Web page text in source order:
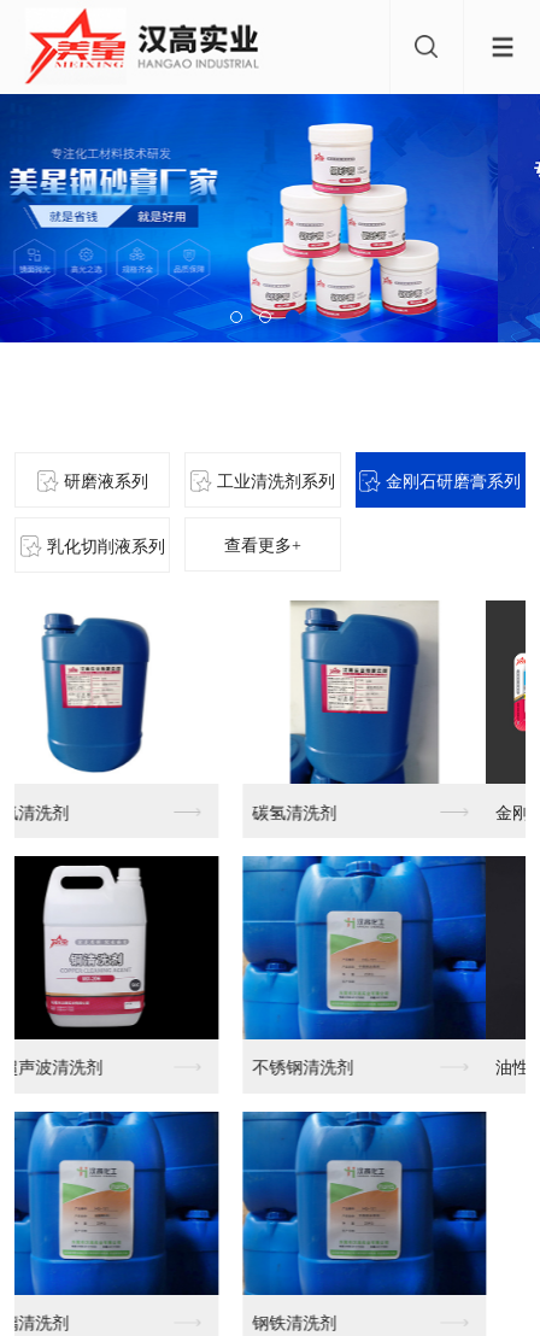
研磨液系列 工业清洗剂系列 金刚石研磨膏系列
乳化切削液系列 查看更多+
金刚石研磨膏 水性金刚石研磨膏
油性金刚石研磨膏MX... 油性金刚石研磨膏MX...
汉高· 四大优势
4 advantages of han gao